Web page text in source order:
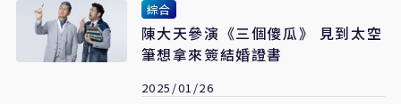
綜合
陳大天參演《三個傻瓜》 見到太空
筆想拿來簽結婚證書
2025/01/26